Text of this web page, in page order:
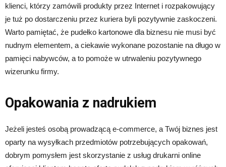
klienci, którzy zamówili produkty przez Internet i rozpakowujący
je tuż po dostarczeniu przez kuriera byli pozytywnie zaskoczeni.
Warto pamiętać, że pudełko kartonowe dla biznesu nie musi być
nudnym elementem, a ciekawie wykonane pozostanie na długo w
pamięci nabywców, a to pomoże w utrwaleniu pozytywnego
wizerunku firmy.
Opakowania z nadrukiem
Jeżeli jesteś osobą prowadzącą e-commerce, a Twój biznes jest
oparty na wysyłkach przedmiotów potrzebujących opakowań,
dobrym pomysłem jest skorzystanie z usług drukarni online